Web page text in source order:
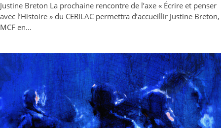
Justine Breton La prochaine rencontre de l’axe « Écrire et penser
avec l’Histoire » du CERILAC permettra d’accueillir Justine Breton,
MCF en...